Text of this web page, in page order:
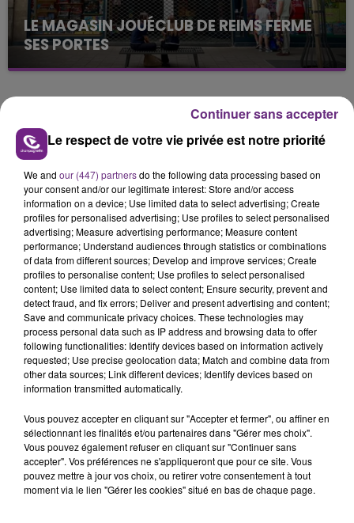
LE MAGASIN JOUÉCLUB DE REIMS FERME
SES PORTES
C'était l'une des institutions du centre-ville
fermer ses portes.
8h44
8h44
DJ SNAKE FEAT. JUSTIN BIEBER
Let Me Love You
MYLES SMITH & NIALL HORAN
Drive Safe
8h37
8h37 8h34
8h34
Le respect de votre vie privée est notre priorité
We and our (447) partnersdo the following data processing based on
your consent and/or our legitimate interest: Store and/or access
information on a device; Use limited data to select advertising; Create
profiles for personalised advertising; Use profiles to select personalised
advertising; Measure advertising performance; Measure content
performance; Understand audiences through statistics or combinations
of data from different sources; Develop and improve services; Create
profiles to personalise content; Use profiles to select personalised
content; Use limited data to select content; Ensure security, prevent and
detect fraud, and fix errors; Deliver and present advertising and content;
Save and communicate privacy choices. These technologies may
process personal data such as IP address and browsing data to offer
following functionalities: Identify devices based on information actively
requested; Use precise geolocation data; Match and combine data from
other data sources; Link different devices; Identify devices based on
information transmitted automatically.
Vous pouvez accepter en cliquant sur "Accepter et fermer", ou affiner en
sélectionnant les finalités et/ou partenaires dans "Gérer mes choix".
Vous pouvez également refuser en cliquant sur "Continuer sans
accepter". Vos préférences ne s'appliqueront que pour ce site. Vous
pouvez mettre à jour vos choix, ou retirer votre consentement à tout
moment via le lien "Gérer les cookies" situé en bas de chaque page.
Continuer sans accepter